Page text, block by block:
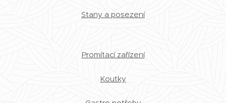
Stany a posezení
Promítací zařízení
Koutky